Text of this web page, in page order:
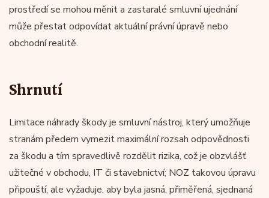
prostředí se mohou měnit a zastaralé smluvní ujednání
může přestat odpovídat aktuální právní úpravě nebo
obchodní realitě.
Shrnutí
Limitace náhrady škody je smluvní nástroj, který umožňuje
stranám předem vymezit maximální rozsah odpovědnosti
za škodu a tím spravedlivě rozdělit rizika, což je obzvlášť
užitečné v obchodu, IT či stavebnictví; NOZ takovou úpravu
připouští, ale vyžaduje, aby byla jasná, přiměřená, sjednaná